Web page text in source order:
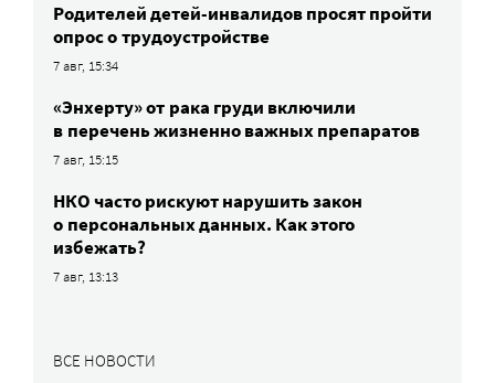
Родителей детей-инвалидов просят пройти
опрос о трудоустройстве
7 авг, 15:34
«Энхерту» от рака груди включили
в перечень жизненно важных препаратов
7 авг, 15:15
НКО часто рискуют нарушить закон
о персональных данных. Как этого
избежать?
7 авг, 13:13
ВСЕ НОВОСТИ